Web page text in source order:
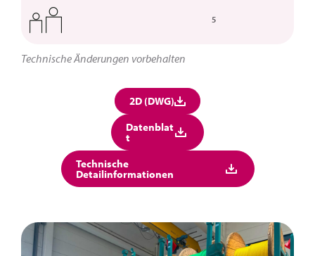
5
Technische Änderungen vorbehalten
2D (DWG)
Datenblat
t
Technische
Detailinformationen